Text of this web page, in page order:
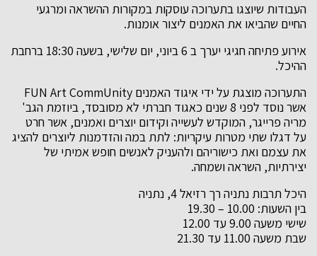
העבודות שיוצגו בתערוכה עוסקות במקורות ההשראה ומרגעי
החיים שהביאו את האמנים ליצור אומנות.
אירוע פתיחה חגיגי יערך ב 6 ביוני, יום שלישי, בשעה 18:30 ברחבת
ההיכל.
התערוכה מוצגת על ידי איגוד האמנים FUN Art CommUnity
אשר נוסד לפני 8 שנים כאגוד חברתי לא מסובסד, ביוזמת הגב'
מריה פרייגר, המוקדש לעשייה וקידום יוצרים ואמנים, אשר חרט
על דגלו שתי מטרות עיקריות: לתת במה והזדמנות ליוצרים להציג
את עצמם ואת כישוריהם ולהעניק לאנשים חופש אמיתי של
יצירתיות, השראה ושמחה.
היכל תרבות נתניה רך רזיאל 4, נתניה
בין השעות: 10.00 – 19.30
שישי משעה 9.00 עד 12.00
שבת משעה 11.00 עד 21.30